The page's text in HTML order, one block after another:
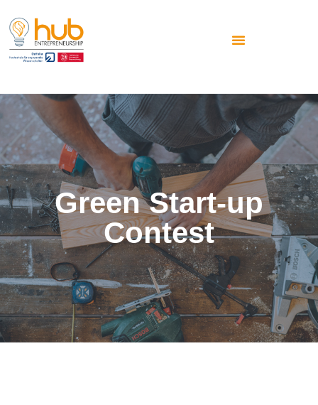
Green Start-up
Contest